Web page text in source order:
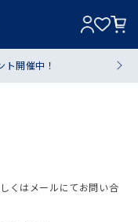
ト開催中！
くはメールにてお問い合